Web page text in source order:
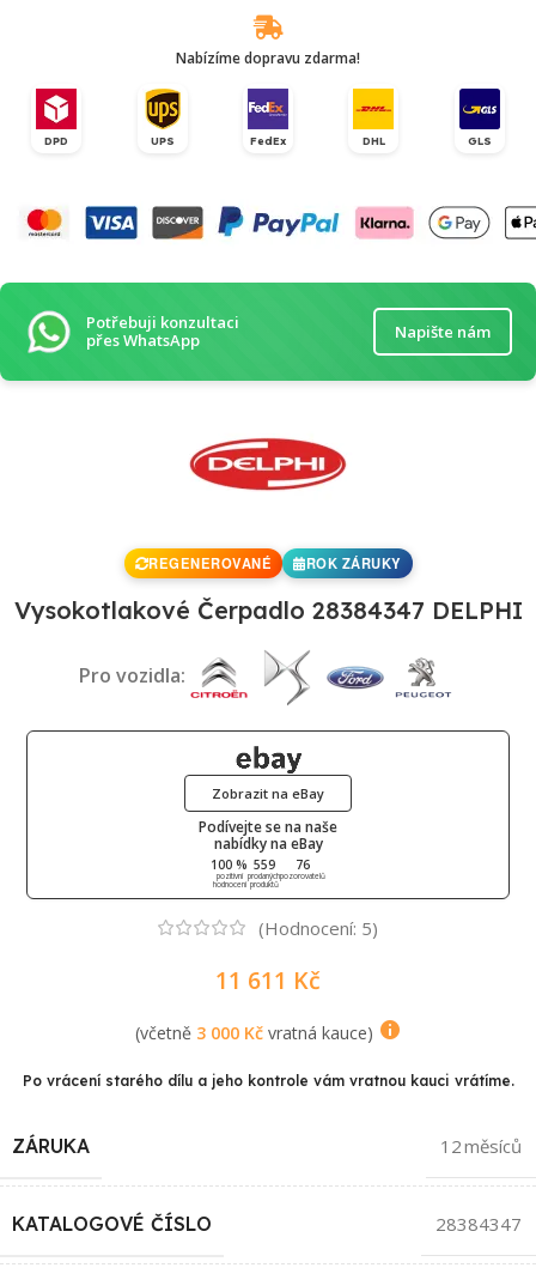
Nabízíme dopravu zdarma!
DPD UPS FedEx DHL GLS
Potřebuji konzultaci
přes WhatsApp
Napište nám
REGENEROVANÉ ROK ZÁRUKY
Vysokotlakové Čerpadlo 28384347 DELPHI
Pro vozidla:
Podívejte se na naše
nabídky na eBay
100 %
pozitivní
hodnocení
559
prodaných
produktů
76
pozorovatelů
Zobrazit na eBay
(Hodnocení: 5)
11 611 Kč
(včetně 3 000 Kčvratná kauce)
Po vrácení starého dílu a jeho kontrole vám vratnou kauci vrátíme.
ZÁRUKA 12 měsíců
KATALOGOVÉ ČÍSLO 28384347